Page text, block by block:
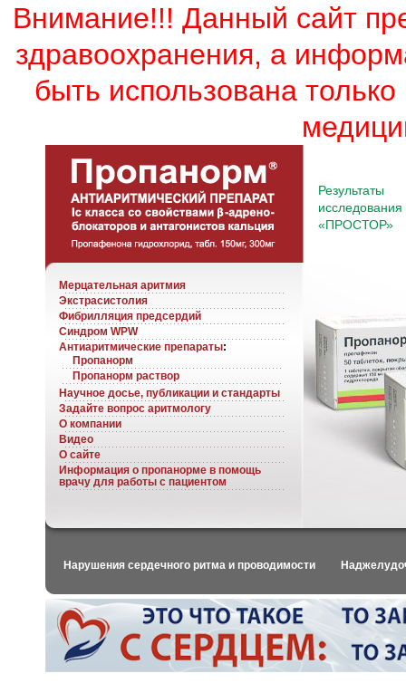
Внимание!!! Данный сайт
здравоохранения, а
быть использована
Результаты
исследования
«ПРОСТОР»
Мерцательная аритмия
Экстрасистолия
Фибрилляция предсердий
Синдром WPW
Антиаритмические препараты:
Пропанорм
Пропанорм раствор
Научное досье, публикации и стандарты
Задайте вопрос аритмологу
О компании
Видео
О сайте
Информация о пропанорме в помощь
врачу для работы с пациентом
Нарушения сердечного ритма и проводимости